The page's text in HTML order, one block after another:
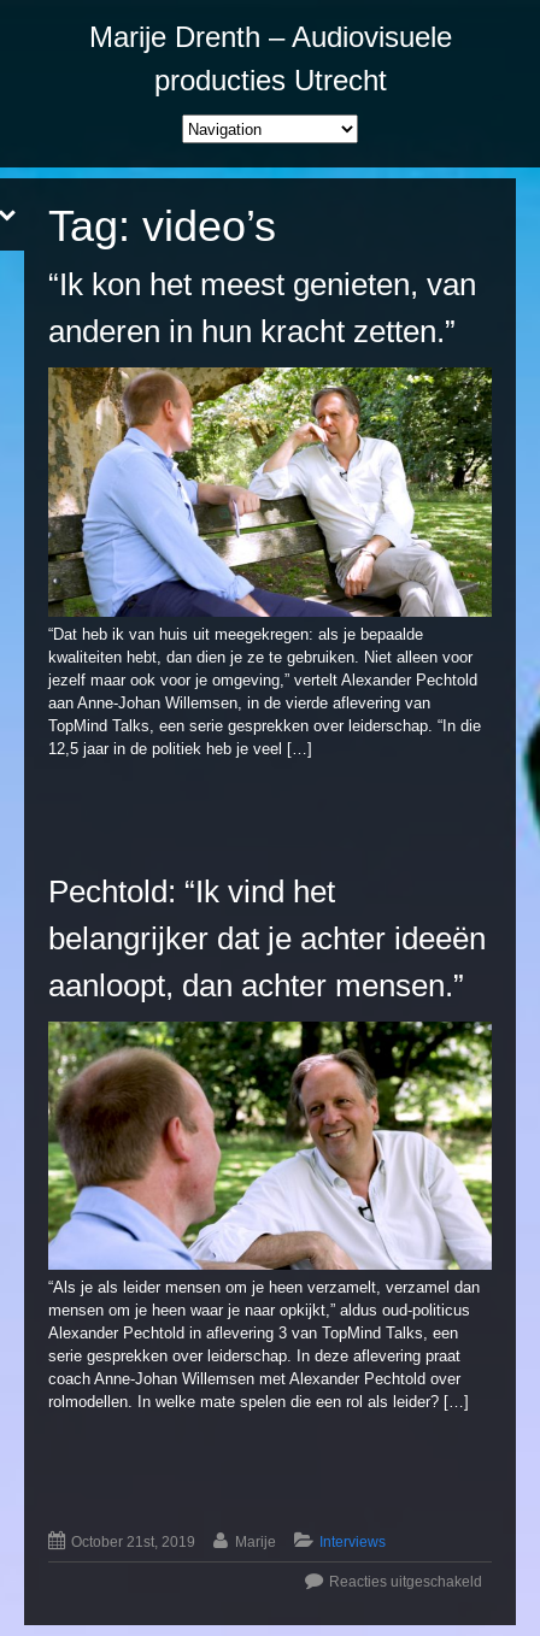
Marije Drenth – Audiovisuele
producties Utrecht
Tag: video’s
“Ik kon het meest genieten, van
anderen in hun kracht zetten.”
“Dat heb ik van huis uit meegekregen: als je bepaalde
kwaliteiten hebt, dan dien je ze te gebruiken. Niet alleen voor
jezelf maar ook voor je omgeving,” vertelt Alexander Pechtold
aan Anne-Johan Willemsen, in de vierde aflevering van
TopMind Talks, een serie gesprekken over leiderschap. “In die
12,5 jaar in de politiek heb je veel […]
Pechtold: “Ik vind het
belangrijker dat je achter ideeën
aanloopt, dan achter mensen.”
“Als je als leider mensen om je heen verzamelt, verzamel dan
mensen om je heen waar je naar opkijkt,” aldus oud-politicus
Alexander Pechtold in aflevering 3 van TopMind Talks, een
serie gesprekken over leiderschap. In deze aflevering praat
coach Anne-Johan Willemsen met Alexander Pechtold over
rolmodellen. In welke mate spelen die een rol als leider? […]
October 21st, 2019 Marije Interviews
Reacties uitgeschakeld